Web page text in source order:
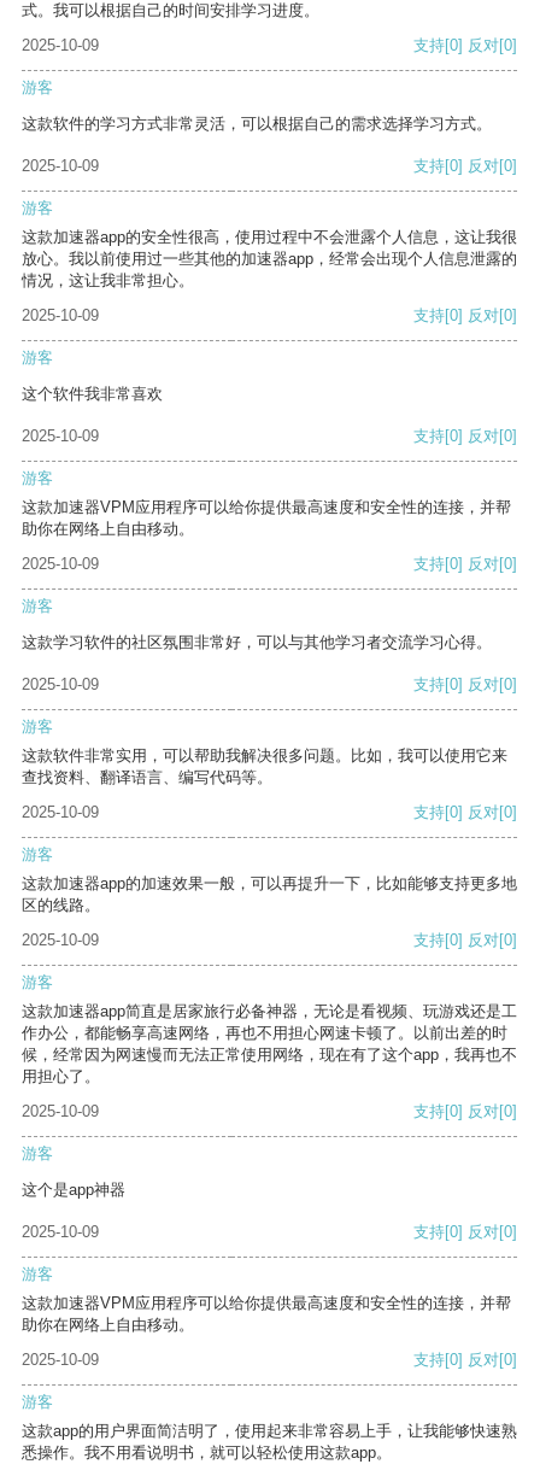
式。我可以根据自己的时间安排学习进度。
2025-10-09
支持[0] 反对[0]
游客
这款软件的学习方式非常灵活，可以根据自己的需求选择学习方式。
2025-10-09 支持[0] 反对[0]
游客
这款加速器app的安全性很高，使用过程中不会泄露个人信息，这让我很
放心。我以前使用过一些其他的加速器app，经常会出现个人信息泄露的
情况，这让我非常担心。
2025-10-09
支持[0] 反对[0]
游客
这个软件我非常喜欢
2025-10-09 支持[0] 反对[0]
游客
这款加速器VPM应用程序可以给你提供最高速度和安全性的连接，并帮
助你在网络上自由移动。
2025-10-09
支持[0] 反对[0]
游客
这款学习软件的社区氛围非常好，可以与其他学习者交流学习心得。
2025-10-09 支持[0] 反对[0]
游客
这款软件非常实用，可以帮助我解决很多问题。比如，我可以使用它来
查找资料、翻译语言、编写代码等。
2025-10-09
支持[0] 反对[0]
游客
这款加速器app的加速效果一般，可以再提升一下，比如能够支持更多地
区的线路。
2025-10-09
支持[0] 反对[0]
游客
这款加速器app简直是居家旅行必备神器，无论是看视频、玩游戏还是工
作办公，都能畅享高速网络，再也不用担心网速卡顿了。以前出差的时
候，经常因为网速慢而无法正常使用网络，现在有了这个app，我再也不
用担心了。
2025-10-09
支持[0] 反对[0]
游客
这个是app神器
2025-10-09 支持[0] 反对[0]
游客
这款加速器VPM应用程序可以给你提供最高速度和安全性的连接，并帮
助你在网络上自由移动。
2025-10-09
支持[0] 反对[0]
游客
这款app的用户界面简洁明了，使用起来非常容易上手，让我能够快速熟
悉操作。我不用看说明书，就可以轻松使用这款app。